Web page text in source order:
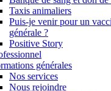
Taxis animaliers
Puis-je venir pour un
générale ?
Positive Story
générales
Nos services
Nous rejoindre